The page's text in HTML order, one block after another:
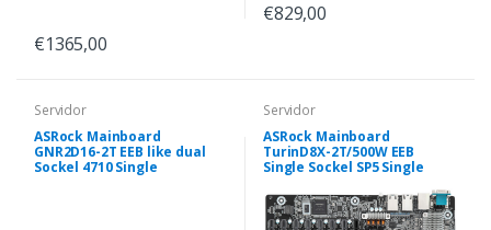
€1365,00
€829,00
Servidor
ASRock Mainboard
GNR2D16-2T EEB like dual
Sockel 4710 Single
Servidor
ASRock Mainboard
TurinD8X-2T/500W EEB
Single Sockel SP5 Single